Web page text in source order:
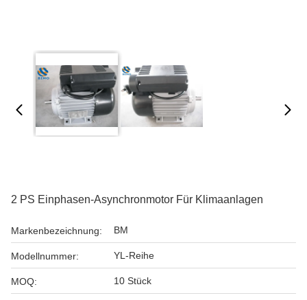
2 PS Einphasen-Asynchronmotor Für Klimaanlagen
Markenbezeichnung: BM
Modellnummer: YL-Reihe
MOQ: 10 Stück